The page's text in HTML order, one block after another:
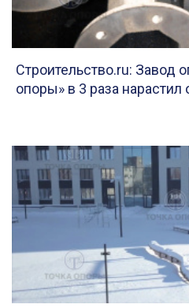
Строительство.ru: Завод
опоры» в 3 раза